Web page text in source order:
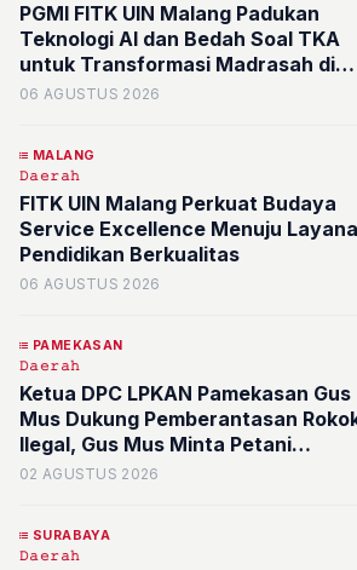
PGMI FITK UIN Malang Padukan
Teknologi AI dan Bedah Soal TKA
untuk Transformasi Madrasah di
Kota Batu
06 AGUSTUS 2026
MALANG
𝙳𝚊𝚎𝚛𝚊𝚑
FITK UIN Malang Perkuat Budaya
Service Excellence Menuju
Pendidikan Berkualitas
06 AGUSTUS 2026
PAMEKASAN
𝙳𝚊𝚎𝚛𝚊𝚑
Ketua DPC LPKAN Pamekasan Gus
Mus Dukung Pemberantasan
Ilegal, Gus Mus Minta Petani
Tembakau Madura Tetap Dilindungi
02 AGUSTUS 2026
SURABAYA
𝙳𝚊𝚎𝚛𝚊𝚑